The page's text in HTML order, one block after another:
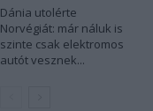
Dánia utolérte
Norvégiát: már náluk is
szinte csak elektromos
autót vesznek...